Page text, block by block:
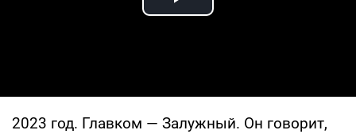
Play Video
2023 год. Главком — Залужный. Он говорит,